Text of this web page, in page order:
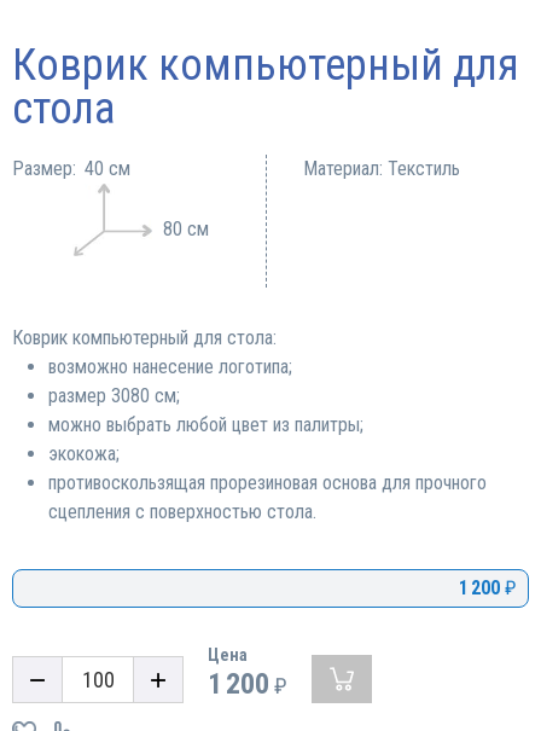
Коврик компьютерный для
стола
80 см
40 см
Размер: Материал: Текстиль
Коврик компьютерный для стола:
возможно нанесение логотипа;
размер 3080 см;
можно выбрать любой цвет из палитры;
экокожа;
противоскользящая прорезиновая основа для прочного
сцепления с поверхностью стола.
1 200 ₽
Цена
1 200 ₽